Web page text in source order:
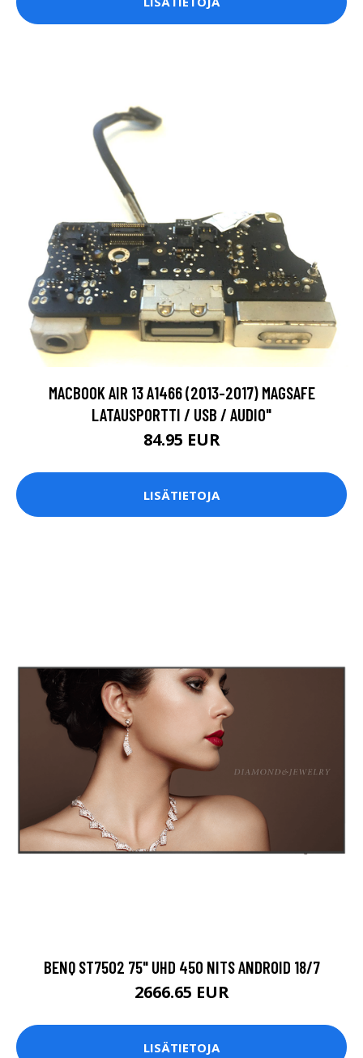
MACBOOK AIR 13 A1466 (2013-2017) MAGSAFE
LATAUSPORTTI / USB / AUDIO"
84.95 EUR
LISÄTIETOJA
BENQ ST7502 75" UHD 450 NITS ANDROID 18/7
2666.65 EUR
LISÄTIETOJA